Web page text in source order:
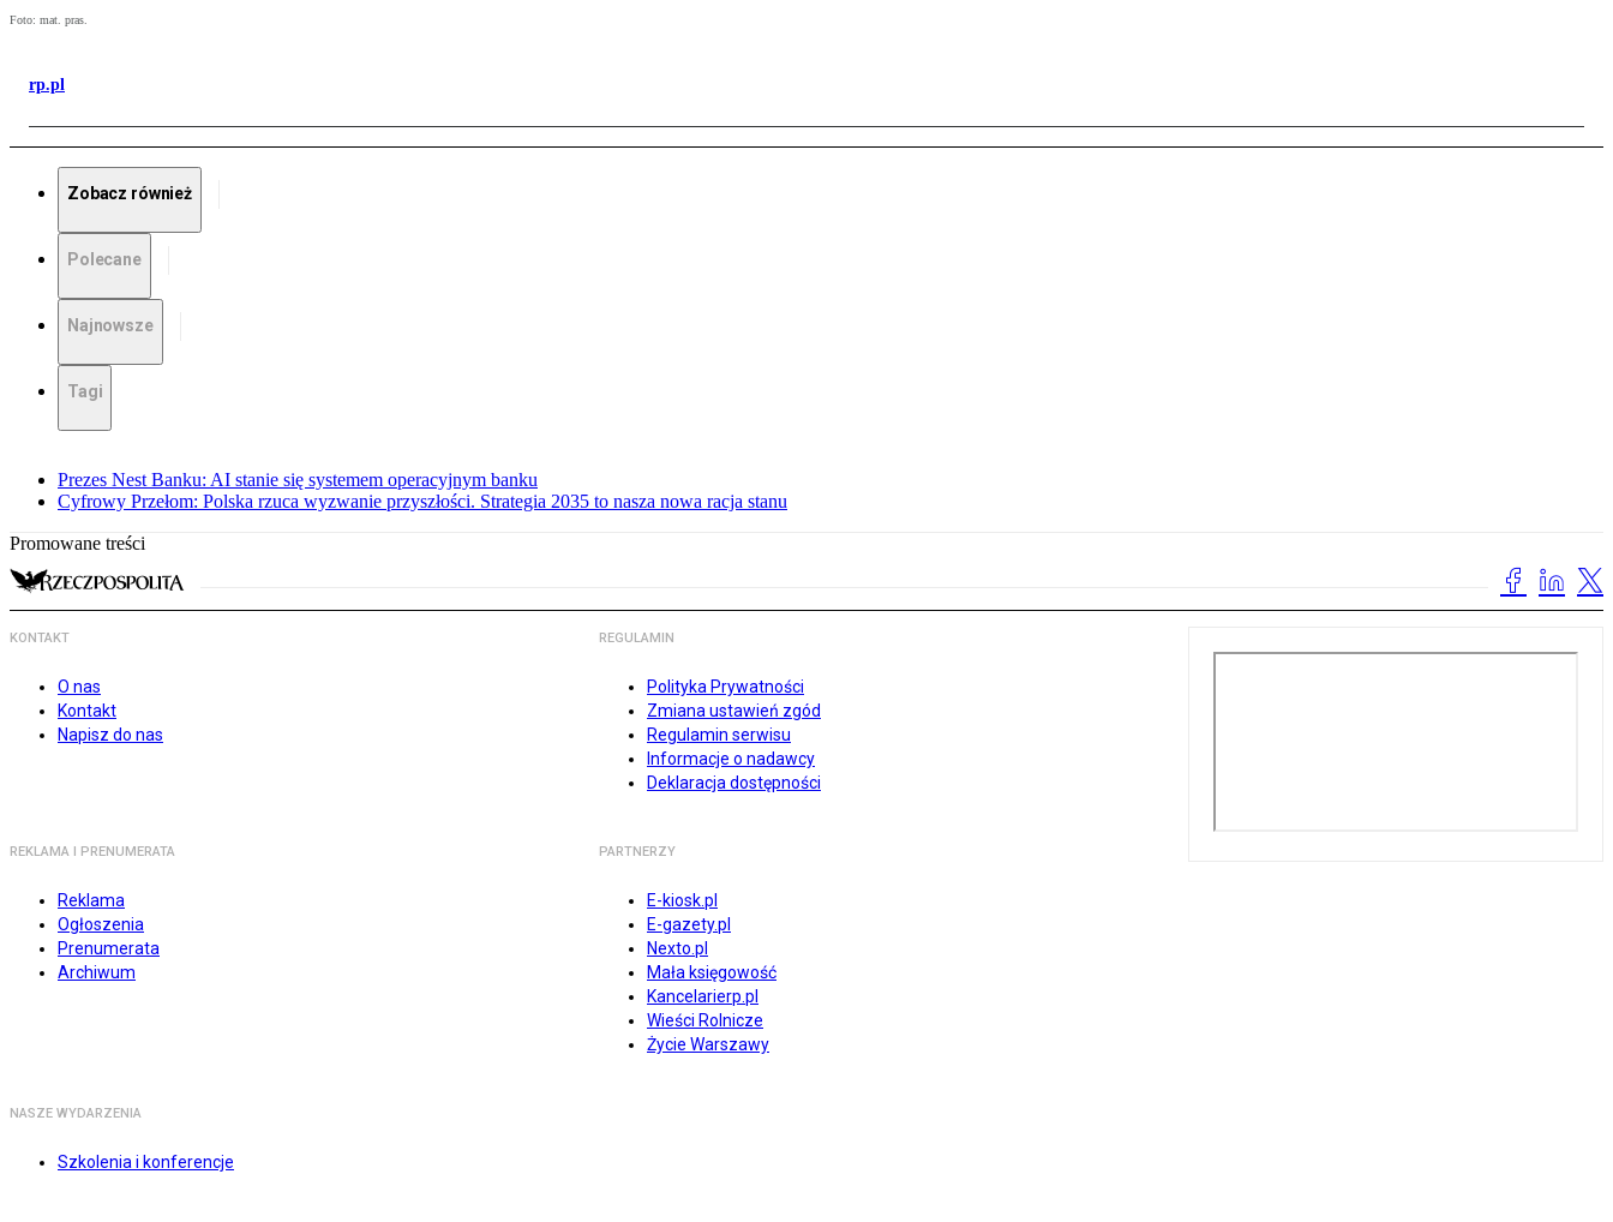
Foto: mat. pras.
rp.pl
Zobacz również
Polecane
Najnowsze
Tagi
Prezes Nest Banku: AI stanie się systemem operacyjnym banku
Cyfrowy Przełom: Polska rzuca wyzwanie przyszłości. Strategia 2035 to nasza nowa racja stanu
Promowane treści
KONTAKT
O nas
Kontakt
Napisz do nas
REGULAMIN
Polityka Prywatności
Zmiana ustawień zgód
Regulamin serwisu
Informacje o nadawcy
Deklaracja dostępności
REKLAMA I PRENUMERATA
Reklama
Ogłoszenia
Prenumerata
Archiwum
PARTNERZY
E-kiosk.pl
E-gazety.pl
Nexto.pl
Mała księgowość
Kancelarierp.pl
Wieści Rolnicze
Życie Warszawy
NASZE WYDARZENIA
Szkolenia i konferencje